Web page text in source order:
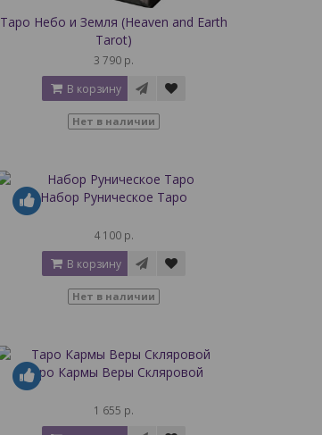
Таро Небо и Земля (Heaven and Earth
Tarot)
3 790 р.
В корзину
Нет в наличии
Набор Руническое Таро
4 100 р.
В корзину
Нет в наличии
Таро Кармы Веры Скляровой
1 655 р.